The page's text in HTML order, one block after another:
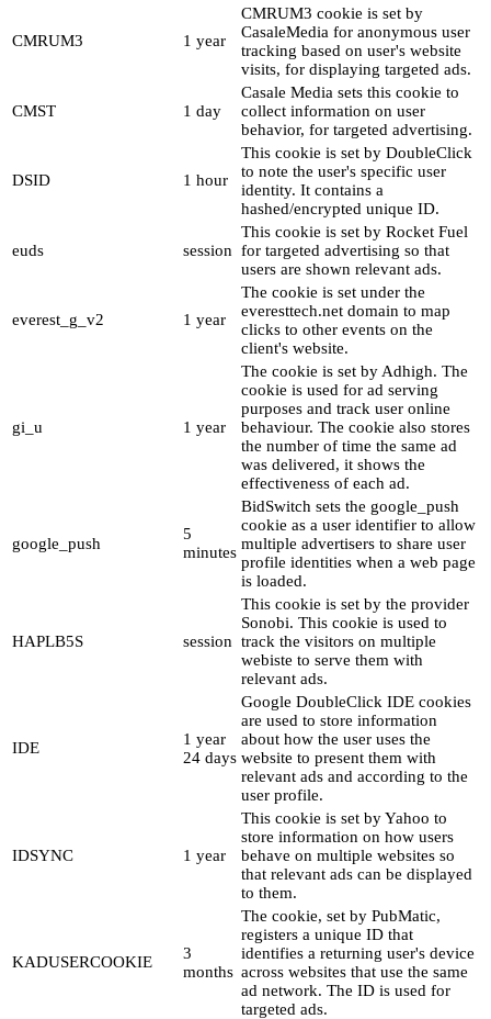
CMRUM3 1 year
CMRUM3 cookie is set by
CasaleMedia for anonymous user
tracking based on user's website
visits, for displaying targeted ads.
CMST 1 day
Casale Media sets this cookie to
collect information on user
behavior, for targeted advertising.
DSID 1 hour
This cookie is set by DoubleClick
to note the user's specific user
identity. It contains a
hashed/encrypted unique ID.
euds session
This cookie is set by Rocket Fuel
for targeted advertising so that
users are shown relevant ads.
everest_g_v2 1 year
The cookie is set under the
everesttech.net domain to map
clicks to other events on the
client's website.
gi_u 1 year
The cookie is set by Adhigh. The
cookie is used for ad serving
purposes and track user online
behaviour. The cookie also stores
the number of time the same ad
was delivered, it shows the
effectiveness of each ad.
google_push
5
minutes
BidSwitch sets the google_push
cookie as a user identifier to allow
multiple advertisers to share user
profile identities when a web page
is loaded.
HAPLB5S session
This cookie is set by the provider
Sonobi. This cookie is used to
track the visitors on multiple
webiste to serve them with
relevant ads.
IDE
1 year
24 days
Google DoubleClick IDE cookies
are used to store information
about how the user uses the
website to present them with
relevant ads and according to the
user profile.
IDSYNC 1 year
This cookie is set by Yahoo to
store information on how users
behave on multiple websites so
that relevant ads can be displayed
to them.
KADUSERCOOKIE
3
months
The cookie, set by PubMatic,
registers a unique ID that
identifies a returning user's device
across websites that use the same
ad network. The ID is used for
targeted ads.